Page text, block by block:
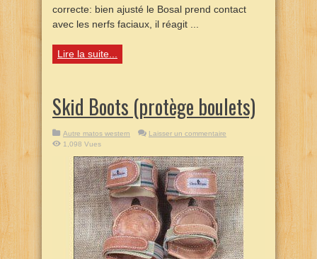
correcte: bien ajusté le Bosal prend contact
avec les nerfs faciaux, il réagit ...
Lire la suite...
Skid Boots (protège boulets)
Autre matos western
Laisser un commentaire
1,098 Vues